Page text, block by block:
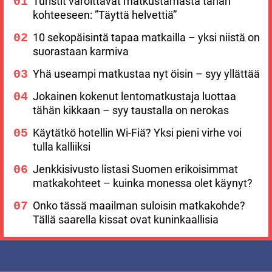
kohteeseen: ”Täyttä helvettiä”
10 sekopäisintä tapaa matkailla – yksi niistä on
suorastaan karmiva
Yhä useampi matkustaa nyt öisin – syy yllättää
Jokainen kokenut lentomatkustaja luottaa
tähän kikkaan – syy taustalla on nerokas
Käytätkö hotellin Wi-Fiä? Yksi pieni virhe voi
tulla kalliiksi
Jenkkisivusto listasi Suomen erikoisimmat
matkakohteet – kuinka monessa olet käynyt?
Onko tässä maailman suloisin matkakohde?
Tällä saarella kissat ovat kuninkaallisia